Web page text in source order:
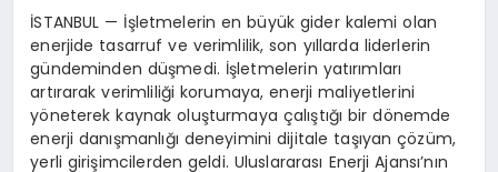
İSTANBUL — İşletmelerin en büyük gider kalemi olan
enerjide tasarruf ve verimlilik, son yıllarda liderlerin
gündeminden düşmedi. İşletmelerin yatırımları
artırarak verimliliği korumaya, enerji maliyetlerini
yöneterek kaynak oluşturmaya çalıştığı bir dönemde
enerji danışmanlığı deneyimini dijitale taşıyan çözüm,
yerli girişimcilerden geldi. Uluslararası Enerji Ajansı’nın